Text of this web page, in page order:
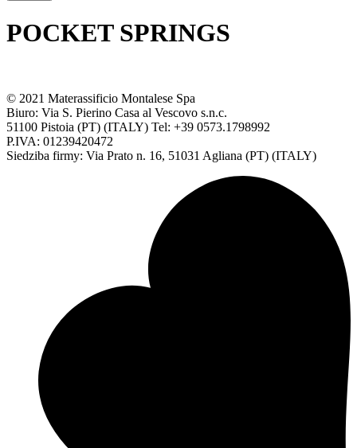
POCKET SPRINGS
© 2021 Materassificio Montalese Spa
Biuro: Via S. Pierino Casa al Vescovo s.n.c.
51100 Pistoia (PT) (ITALY) Tel: +39 0573.1798992
P.IVA: 01239420472
Siedziba firmy: Via Prato n. 16, 51031 Agliana (PT) (ITALY)